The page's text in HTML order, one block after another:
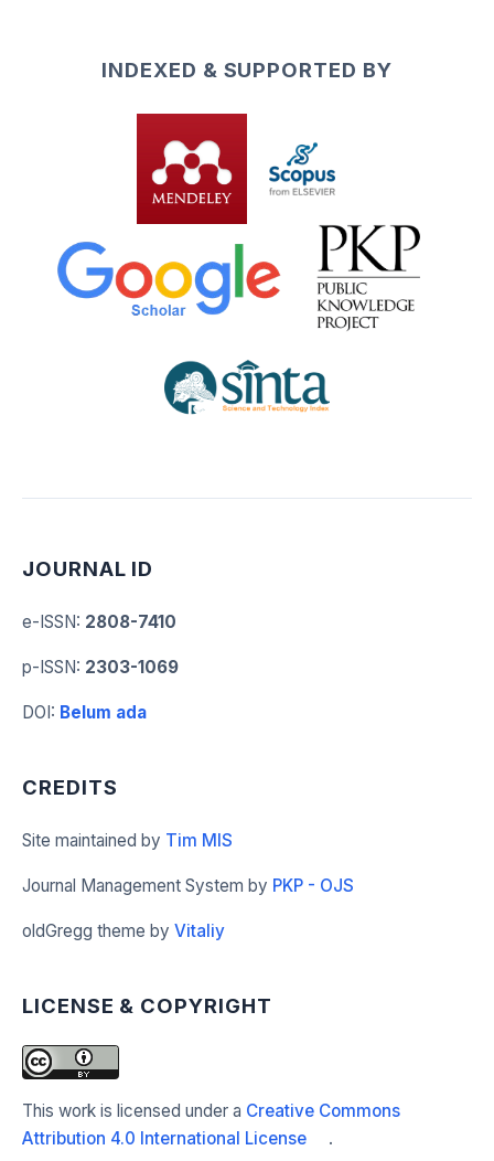
INDEXED & SUPPORTED BY
JOURNAL ID
e-ISSN: 2808-7410
p-ISSN: 2303-1069
DOI: Belum ada
CREDITS
Site maintained by Tim MIS
Journal Management System by PKP - OJS
oldGregg theme by Vitaliy
LICENSE & COPYRIGHT
This work is licensed under a Creative Commons
Attribution 4.0 International License
.